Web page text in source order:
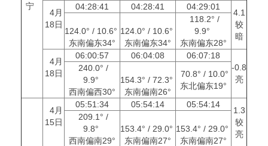
宁
4月
18日
04:28:41 04:28:41 04:29:01
4.1
较
暗
124.0° / 10.6°
东南偏东34°
124.0° / 10.6°
东南偏东34°
118.2° /
9.9°
东南偏东28°
4月
18日
06:00:57 06:04:08
06:07:18
-0.8
亮
240.0° /
9.9°
西南偏西30°
154.3° / 72.3°
东南偏南26°
70.8° / 10.0°
东北偏东19°
4月
15日
05:51:34 05:54:14 05:54:14
1.3
较
亮
209.1° /
9.8°
西南偏南29°
153.4° / 29.0°
东南偏南27°
153.4° / 29.0°
东南偏南27°